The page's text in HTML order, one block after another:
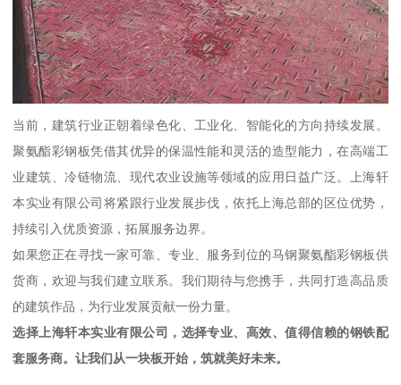
当前，建筑行业正朝着绿色化、工业化、智能化的方向持续发展。
聚氨酯彩钢板凭借其优异的保温性能和灵活的造型能力，在高端工
业建筑、冷链物流、现代农业设施等领域的应用日益广泛。上海轩
本实业有限公司将紧跟行业发展步伐，依托上海总部的区位优势，
持续引入优质资源，拓展服务边界。
如果您正在寻找一家可靠、专业、服务到位的马钢聚氨酯彩钢板供
货商，欢迎与我们建立联系。我们期待与您携手，共同打造高品质
的建筑作品，为行业发展贡献一份力量。
选择上海轩本实业有限公司，选择专业、高效、值得信赖的钢铁配
套服务商。让我们从一块板开始，筑就美好未来。